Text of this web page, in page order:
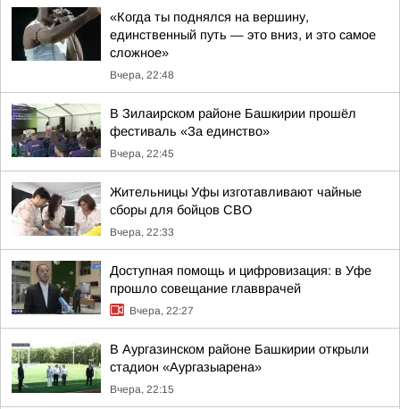
«Когда ты поднялся на вершину,
единственный путь — это вниз, и это самое
сложное»
Вчера, 22:48
В Зилаирском районе Башкирии прошёл
фестиваль «За единство»
Вчера, 22:45
Жительницы Уфы изготавливают чайные
сборы для бойцов СВО
Вчера, 22:33
Доступная помощь и цифровизация: в Уфе
прошло совещание главврачей
Вчера, 22:27
В Аургазинском районе Башкирии открыли
стадион «Аургазыарена»
Вчера, 22:15